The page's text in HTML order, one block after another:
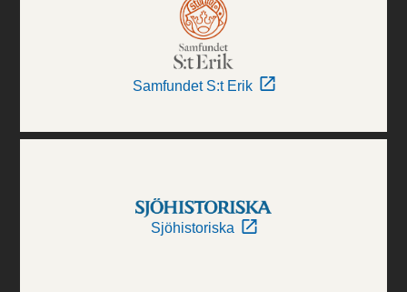
Samfundet S:t Erik
Sjöhistoriska